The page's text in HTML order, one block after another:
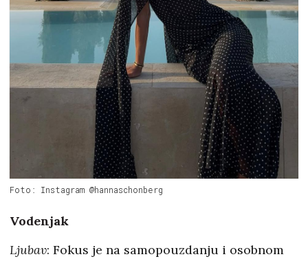
Foto: Instagram @hannaschonberg
Vodenjak
Ljubav: Fokus je na samopouzdanju i osobnom